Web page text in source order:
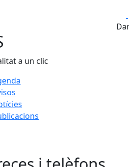
a un clic